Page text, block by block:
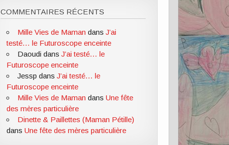
COMMENTAIRES RÉCENTS
Mille Vies de Mamandans J’ai
testé… le Futuroscope enceinte
Daoudidans J’ai testé… le
Futuroscope enceinte
Jessp dans J’ai testé… le
Futuroscope enceinte
Mille Vies de Mamandans Une fête
des mères particulière
Dinette & Paillettes (Maman Pétille)
dansUne fête des mères particulière